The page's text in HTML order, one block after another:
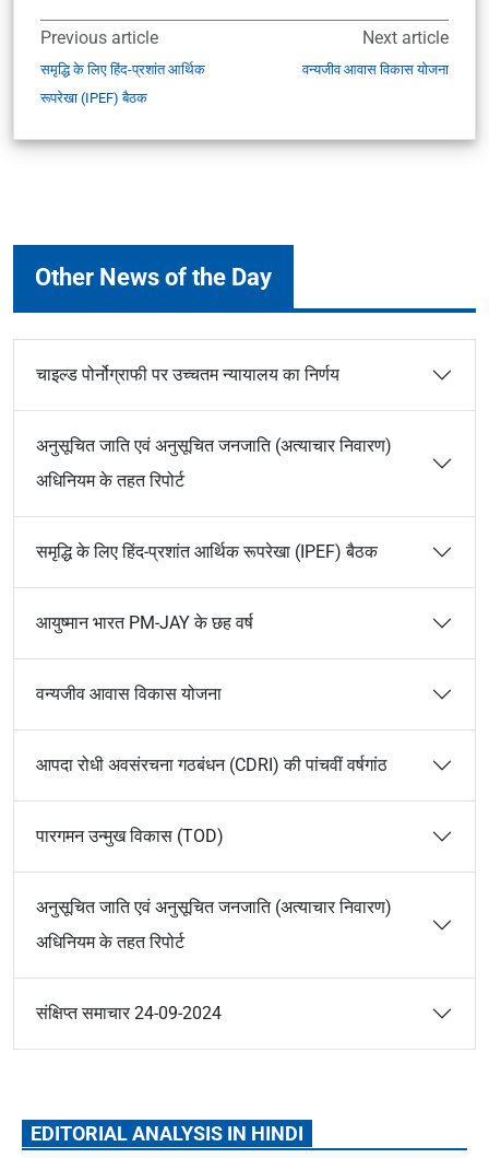
Previous article
समृद्धि के लिए हिंद-प्रशांत आर्थिक
रूपरेखा (IPEF) बैठक
Next article
वन्यजीव आवास विकास योजना
Other News of the Day
चाइल्ड पोर्नोग्राफी पर उच्चतम न्यायालय का निर्णय
अनुसूचित जाति एवं अनुसूचित जनजाति (अत्याचार निवारण)
अधिनियम के तहत रिपोर्ट
समृद्धि के लिए हिंद-प्रशांत आर्थिक रूपरेखा (IPEF) बैठक
आयुष्मान भारत PM-JAY के छह वर्ष
वन्यजीव आवास विकास योजना
आपदा रोधी अवसंरचना गठबंधन (CDRI) की पांचवीं वर्षगांठ
पारगमन उन्मुख विकास (TOD)
अनुसूचित जाति एवं अनुसूचित जनजाति (अत्याचार निवारण)
अधिनियम के तहत रिपोर्ट
संक्षिप्त समाचार 24-09-2024
EDITORIAL ANALYSIS IN HINDI